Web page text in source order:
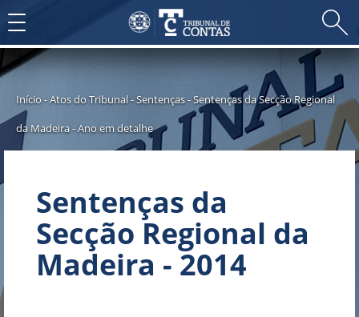
Toggle
navigation
Início-Atos do Tribunal-Sentenças-Sentenças da Secção Regional
da Madeira -Ano em detalhe
Sentenças da
Secção Regional da
Madeira - 2014